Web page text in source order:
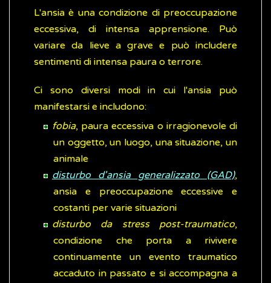
L'ansia è una condizione di preoccupazione
eccessiva, di intensa apprensione. Può
variare da lieve a grave e può includere
sentimenti di intensa paura o terrore.
Ci sono diversi modi in cui l'ansia può
manifestarsi e includono:
fobia, paura eccessiva o irragionevole di
un oggetto, un luogo, una situazione, un
animale
disturbo d'ansia generalizzato (GAD),
ansia e preoccupazione eccessive e
costanti per varie situazioni
disturbo da stress post-traumatico,
condizione che porta a rivivere
continuamente un evento traumatico
accaduto in passato e si accompagna a